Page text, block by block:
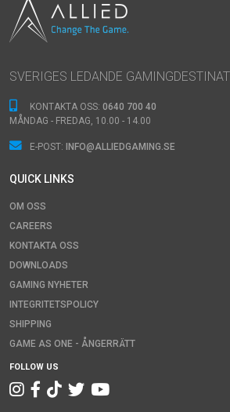
Vi använder enhetsidentifierare för
tillhandahålla funktioner för sociala
sådana identifierare och annan
och analysföretag som vi
SVERIGES LEDANDE
KONTAKTA OSS: 0640 700 40
MÅNDAG - FREDAG, 10.00 - 14.00
E-POST: INFO@ALLIEDGAMING.SE
QUICK LINKS
OM OSS
CAREERS
KONTAKTA OSS
DOWNLOADS
GAMING NYHETER
INTEGRITETSPOLICY
SHIPPING
GAME AS ONE - ÅNGERRÄTT
FOLLOW US